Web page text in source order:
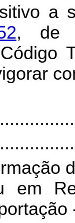
a
, de
em